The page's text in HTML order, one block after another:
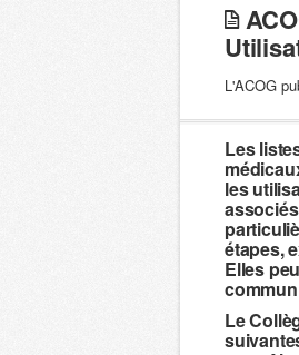
L'ACOG
Les
les
étapes,
Elles
Le